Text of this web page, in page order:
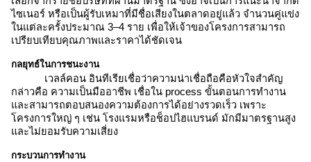
ไซเนอร์ หรือเป็นผู้รับเหมาที่มีชื่อเสียงในตลาดอยู่แล้ว จำนวนคู่แข่ง
ในแต่ละครั้งประมาณ 3–4 ราย เพื่อให้เจ้าของโครงการสามารถ
เปรียบเทียบคุณภาพและราคาได้ชัดเจน
กลยุทธ์ในการชนะงาน
เวลล์คอน อินทีเรียเชื่อว่าความน่าเชื่อถือคือหัวใจสำคัญ
กล่าวคือ ความเป็นมืออาชีพ เชื่อใน process ขั้นตอนการทำงาน
และสามารถตอบสนองความต้องการได้อย่างรวดเร็ว เพราะ
โครงการใหญ่ ๆ เช่น โรงแรมหรือช็อปไฮแบรนด์ มักมีมาตรฐานสูง
และไม่ยอมรับความเสี่ยง
กระบวนการทำงาน